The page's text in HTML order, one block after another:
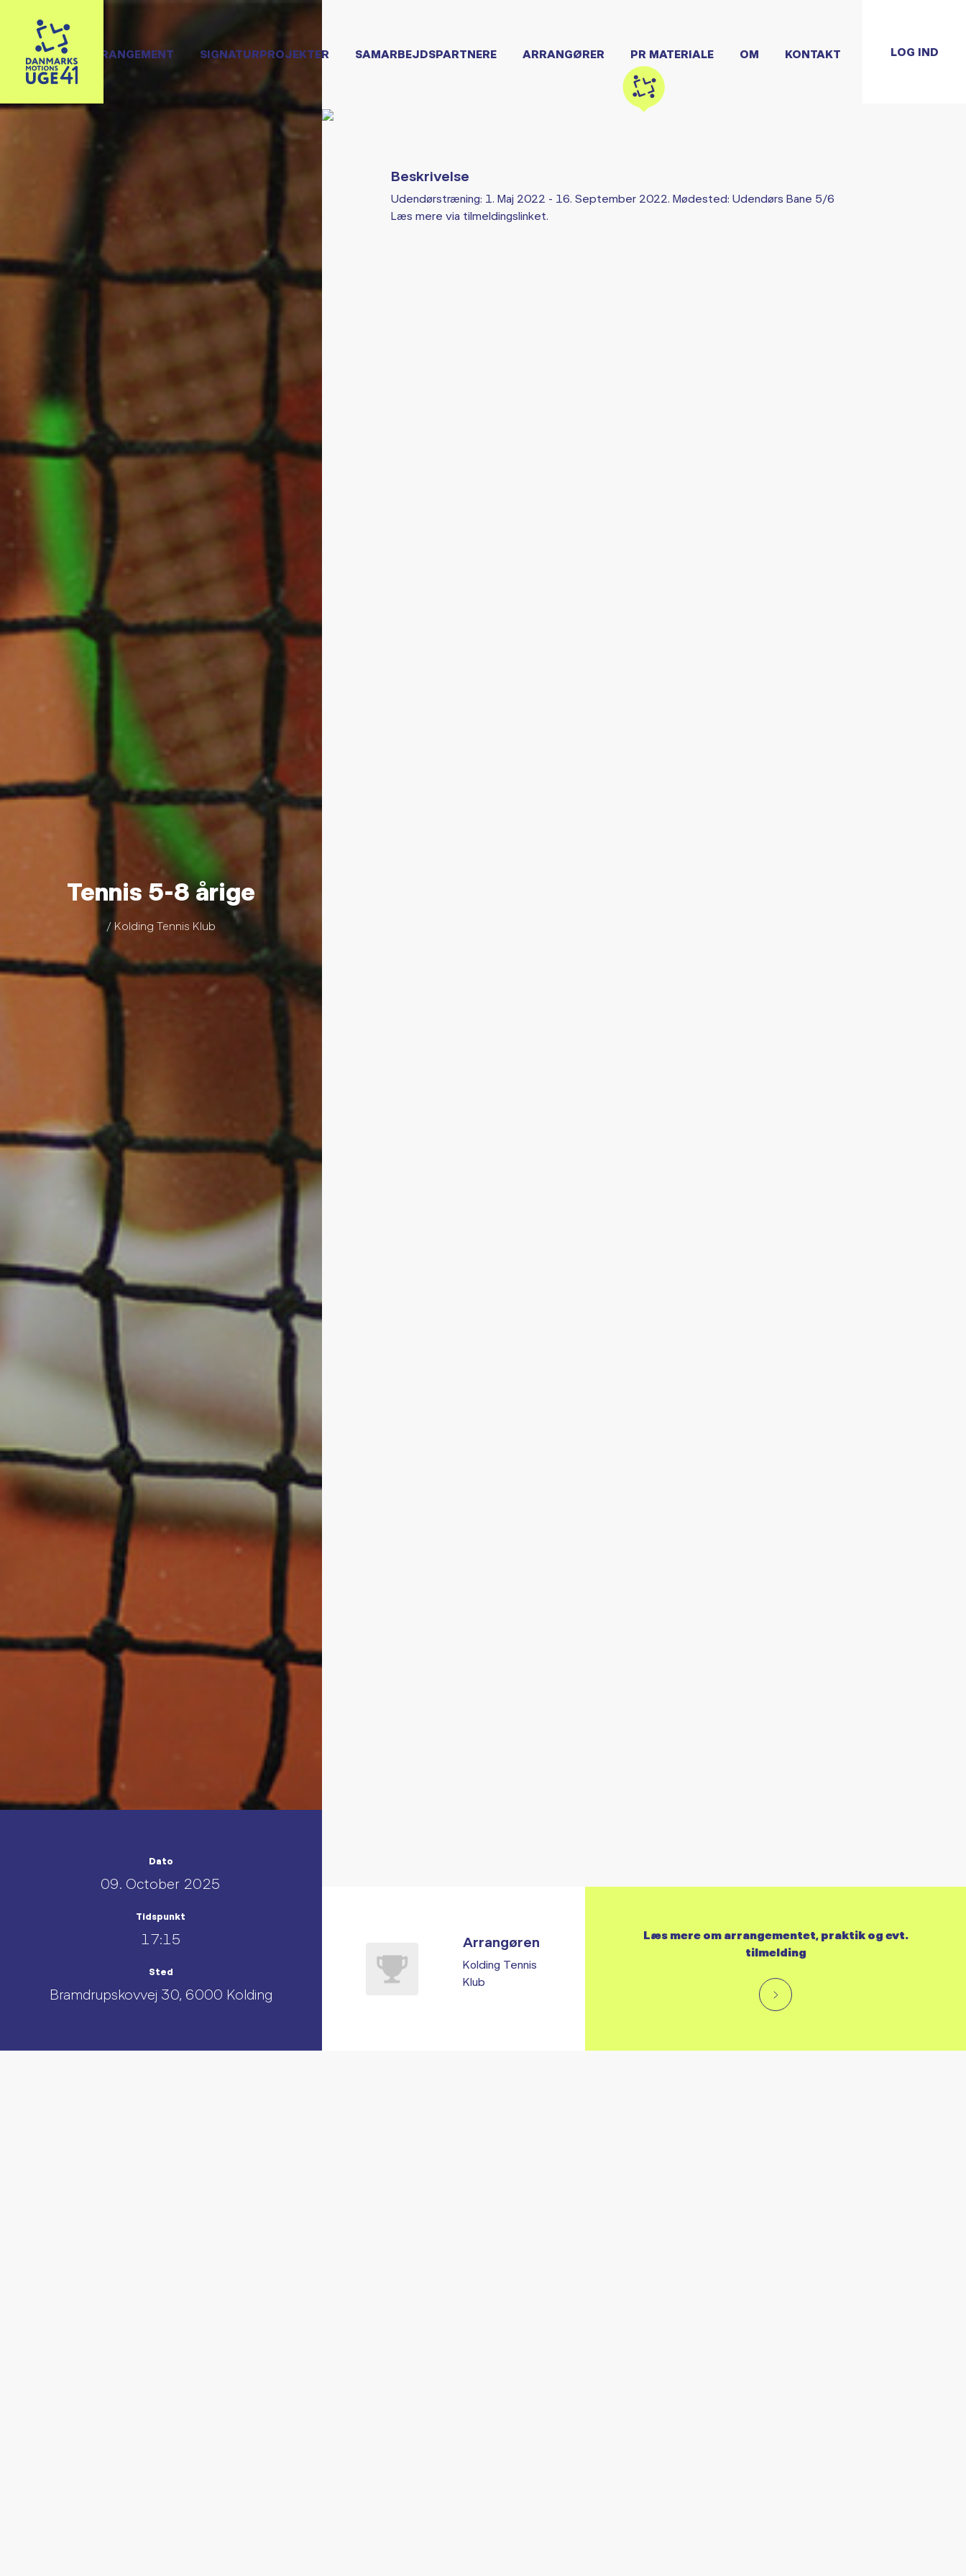
OPRET ARRANGEMENT SIGNATURPROJEKTER SAMARBEJDSPARTNERE ARRANGØRER PR MATERIALE OM KONTAKT LOG IND
Tennis 5-8 årige
/ Kolding Tennis Klub
Dato
09. October 2025
Tidspunkt
17:15
Sted
Bramdrupskovvej 30, 6000 Kolding
Beskrivelse
Udendørstræning: 1. Maj 2022 - 16. September 2022. Mødested: Udendørs Bane 5/6
Læs mere via tilmeldingslinket.
Arrangøren
Kolding Tennis
Klub
Læs mere om arrangementet, praktik og evt.
tilmelding